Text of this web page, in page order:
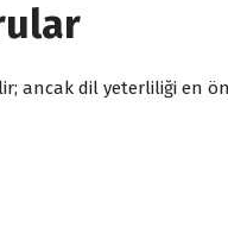
ancak dil yeterliliği en